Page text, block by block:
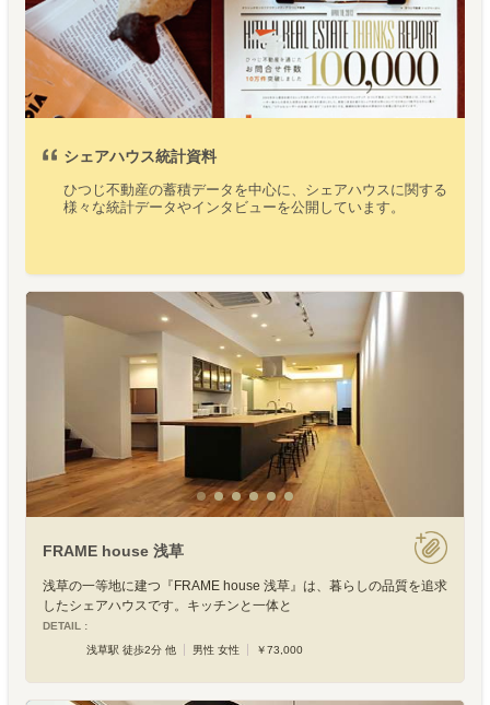
シェアハウス統計資料
ひつじ不動産の蓄積データを中心に、シェアハウスに関する
様々な統計データやインタビューを公開しています。
FRAME house 浅草
浅草の一等地に建つ『FRAME house 浅草』は、暮らしの品質を追求
したシェアハウスです。キッチンと一体と
DETAIL :
浅草駅 徒歩2分 他
男性 女性 ￥73,000